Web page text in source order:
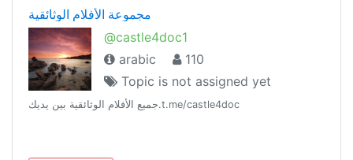
مجموعة الأفلام الوثائقية
@castle4doc1
arabic
110
Topic is not assigned yet
جميع الأفلام الوثائقية بين يديك.t.me/castle4doc